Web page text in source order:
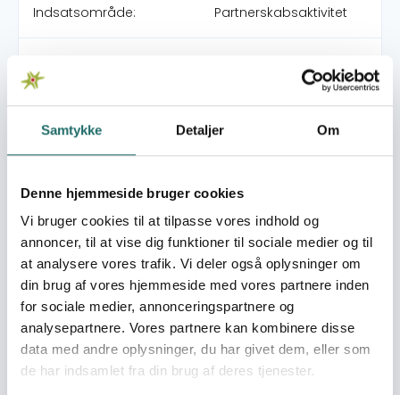
Samtykke Detaljer Om
Denne hjemmeside bruger cookies
Vi bruger cookies til at tilpasse vores indhold og
annoncer, til at vise dig funktioner til sociale medier og til
at analysere vores trafik. Vi deler også oplysninger om
din brug af vores hjemmeside med vores partnere inden
for sociale medier, annonceringspartnere og
analysepartnere. Vores partnere kan kombinere disse
data med andre oplysninger, du har givet dem, eller som
de har indsamlet fra din brug af deres tjenester.
Indsatsområde: Partnerskabsaktivitet
At fremme kvinders rettigheder i Bangladesh gennem
fortalervirksomhed og kapacitetsopbygning, så
Umiddelbare mål
Gennem etablering af et netværk, hvori de nævnte 7
organisationer deltager, vil der blive opbygget kapacitet
til at fremme og arbejde for kvinders rettigheder i
samarbejde med andre mellemstore og små NGO’er.
Det sker på 3 niveauer: Frivilligt og feltarbejder;
Organisations og ledelse; selve Netværket -
kapacitetsopbygning af netværk, der skal skabe